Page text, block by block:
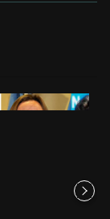
a Joaquín
de tendencia con el